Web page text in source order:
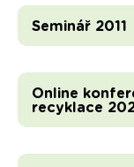
Seminář 2011
Online
recyklace